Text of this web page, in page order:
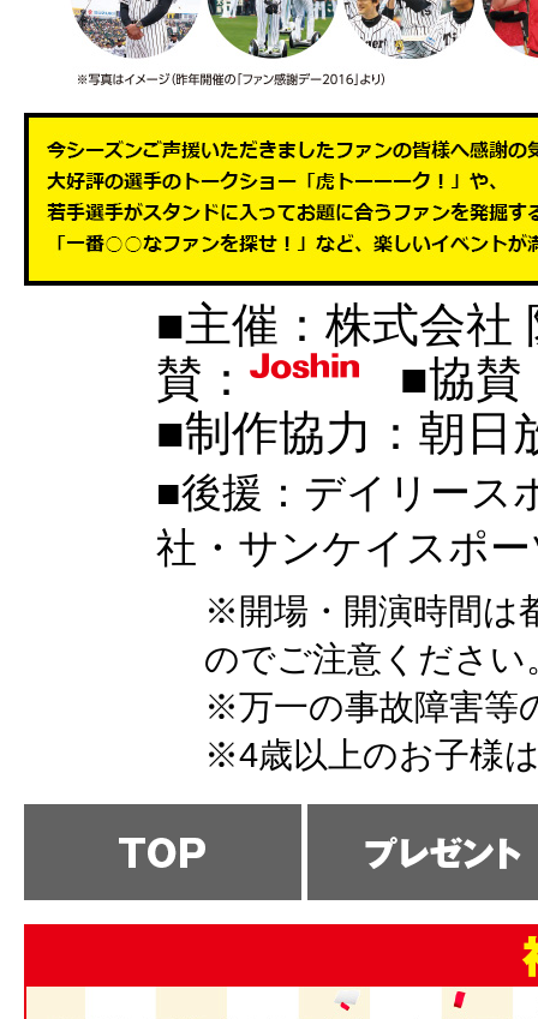
■主催：株式会
賛：
■協賛
■制作協力：朝日
■後援：デイリース
社・サンケイスポ
※開場・開演時間は
のでご注意ください
※万一の事故障害等
※4歳以上のお子様